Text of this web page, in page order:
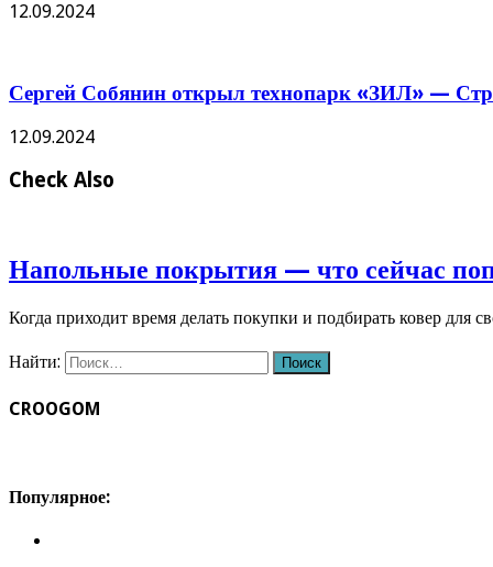
12.09.2024
Сергей Собянин открыл технопарк «ЗИЛ» —
12.09.2024
Check Also
Напольные покрытия — что сейчас
Когда приходит время делать покупки и подбирать ковер для
Найти:
CROOGOM
Популярное: